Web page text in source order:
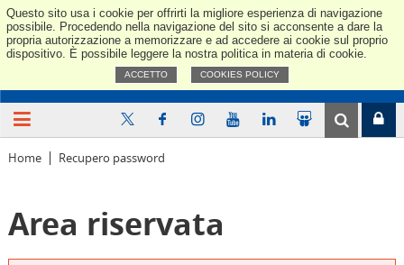
Questo sito usa i cookie per offrirti la migliore esperienza di navigazione
possibile. Procedendo nella navigazione del sito si acconsente a dare la
propria autorizzazione a memorizzare e ad accedere ai cookie sul proprio
dispositivo. È possibile leggere la nostra politica in materia di cookie.
ACCETTO COOKIES POLICY
Home Recupero password
Area riservata